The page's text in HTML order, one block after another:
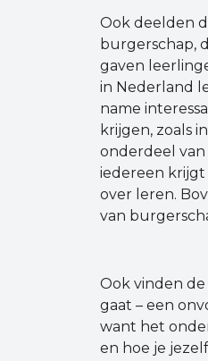
Ook deelden
burgerschap,
gaven
in Nederland
name
krijgen, zoals
onderdeel
iedereen krijgt
over leren.
van
Ook vinden
gaat – een
want het
en hoe je